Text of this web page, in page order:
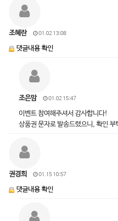
조혜란 01.02 13:08
댓글내용 확인
조은맘 01.02 15:47
이벤트 참여해주셔서 감사합니다!
상품권 문자로 발송드렸으니, 확인
권경희 01.15 10:57
댓글내용 확인